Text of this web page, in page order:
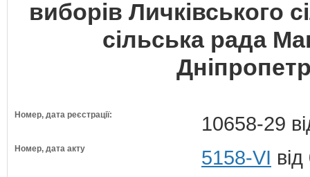
виборів Личківського
сільська рада
Номер, дата реєстрації: 10658-29
Номер, дата акту 5158-VI